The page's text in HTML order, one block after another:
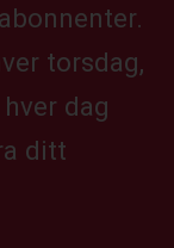
torsdag,
dag
ditt